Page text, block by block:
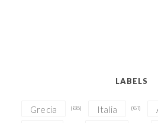
LABELS
Grecia (68) Italia (61)